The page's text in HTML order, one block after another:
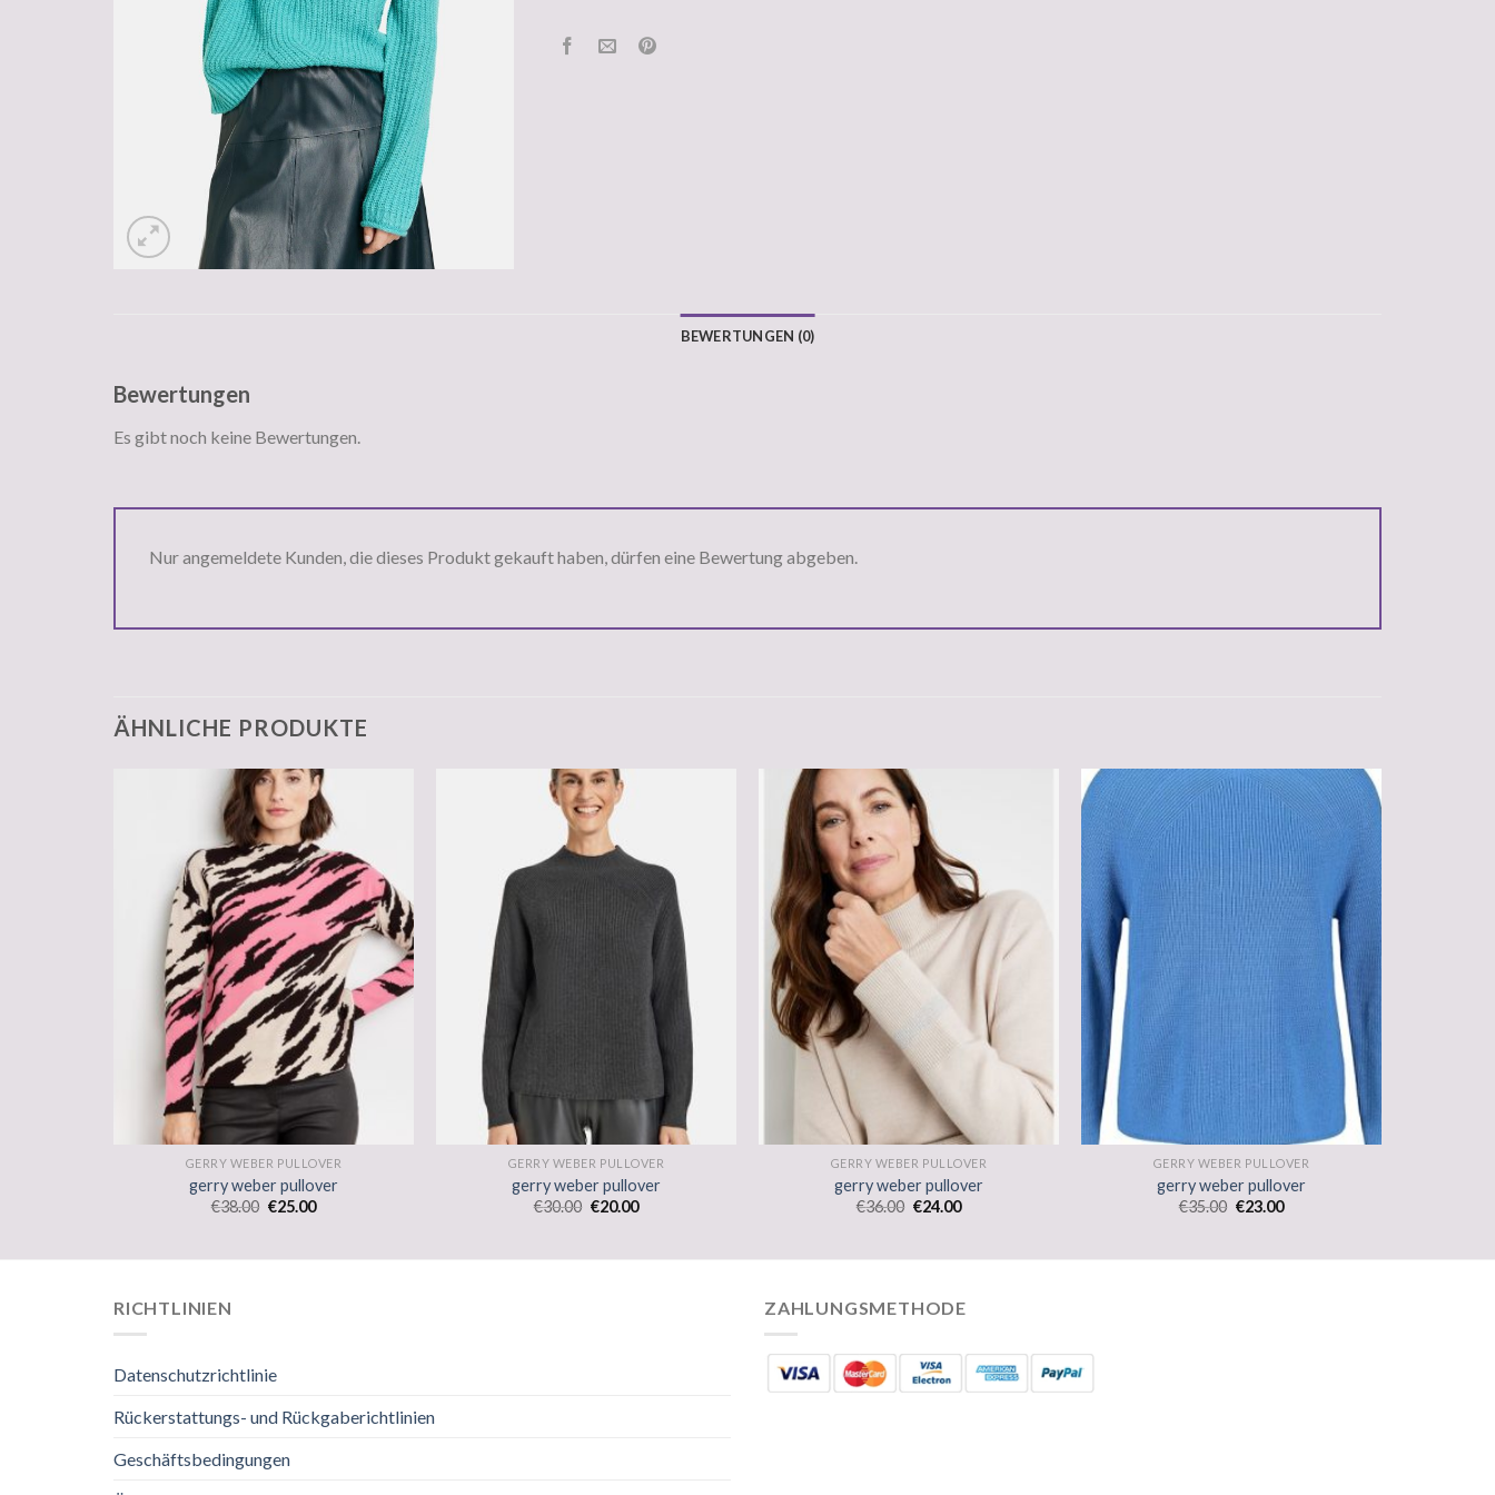
BEWERTUNGEN (0)
Bewertungen
Es gibt noch keine Bewertungen.
Nur angemeldete Kunden, die dieses Produkt gekauft haben, dürfen eine Bewertung abgeben.
ÄHNLICHE PRODUKTE
GERRY WEBER PULLOVER
gerry weber pullover
€38.00 €25.00
GERRY WEBER PULLOVER
gerry weber pullover
€30.00 €20.00
GERRY WEBER PULLOVER
gerry weber pullover
€36.00 €24.00
GERRY WEBER PULLOVER
gerry weber pullover
€35.00 €23.00
RICHTLINIEN
Datenschutzrichtlinie
Rückerstattungs- und Rückgaberichtlinien
Geschäftsbedingungen
ZAHLUNGSMETHODE